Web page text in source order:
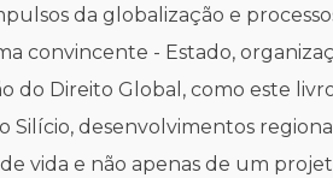
da globalização e
convincente - Estado,
do Direito Global, como este
Silício, desenvolvimentos
vida e não apenas de um